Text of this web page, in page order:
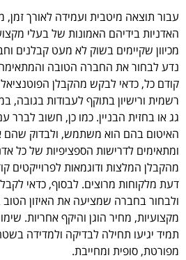
עבור תוצאה מיטבית ועמידה לאורך זמן,
האדניות בידיהם האמונות של בעלי
מכיוון שקיימים בשוק לא מעט קבלנים
נדע לבחור את החברה הטובה והמתאימה
קודם כל, כדאי לבקש מהקבלן
רשמית ורישיון בתוקף לעבודות בגובה,
גג או בחזית הבניין. כמו כן, חשוב לברר
האיטום בהם הוא משתמש, ולבדוק שהם
ומתאימים לדרישות הספציפיות של כל
מהקבלן המלצות ודוגמאות לפרוייקטים
דעת מלקוחות מרוצים. לבסוף, כדאי
ולבחור בחברה שמציעה את האיזון הטוב
מקצועיות, מחיר הוגן והיקף אחריות.
תמיד יגיעו תחילה לבדיקה ולמדידה
מפורטת, סופית ומחייבת.